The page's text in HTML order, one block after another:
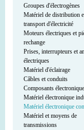
Groupes d'électrogènes
Matériel de distribution
transport d'électricité
Moteurs électriques et
rechange
Prises, interrupteurs et
électriques
Matériel d'éclairage
Câbles et conduits
Composants
Matériel électronique
Matériel électronique
Matériel et moyens de
transmissions